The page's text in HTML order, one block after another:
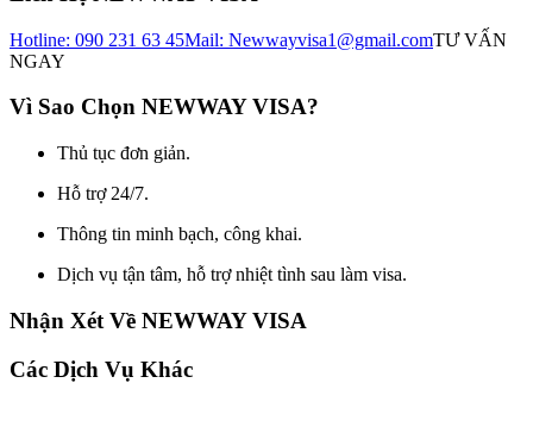
Hotline: 090 231 63 45Mail: Newwayvisa1@gmail.comTƯ VẤN
NGAY
Vì Sao Chọn NEWWAY VISA?
Thủ tục đơn giản.
Hỗ trợ 24/7.
Thông tin minh bạch, công khai.
Dịch vụ tận tâm, hỗ trợ nhiệt tình sau làm visa.
Nhận Xét Về NEWWAY VISA
Các Dịch Vụ Khác